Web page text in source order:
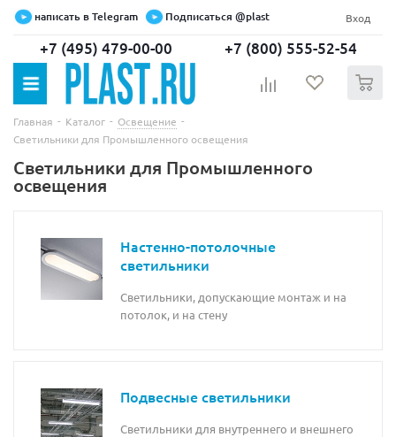
написать в Telegram Подписаться @plast Вход
+7 (495) 479-00-00 +7 (800) 555-52-54
Главная - Каталог - Освещение -
Светильники для Промышленного освещения
Светильники для Промышленного
освещения
Настенно-потолочные
светильники
Светильники, допускающие монтаж и на
потолок, и на стену
Подвесные светильники
Светильники для внутреннего и внешнего